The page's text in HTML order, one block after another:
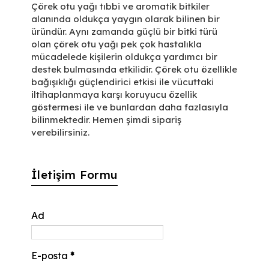
Çörek otu yağı tıbbi ve aromatik bitkiler
alanında oldukça yaygın olarak bilinen bir
üründür. Aynı zamanda güçlü bir bitki türü
olan çörek otu yağı pek çok hastalıkla
mücadelede kişilerin oldukça yardımcı bir
destek bulmasında etkilidir. Çörek otu özellikle
bağışıklığı güçlendirici etkisi ile vücuttaki
iltihaplanmaya karşı koruyucu özellik
göstermesi ile ve bunlardan daha fazlasıyla
bilinmektedir. Hemen şimdi sipariş
verebilirsiniz.
İletişim Formu
Ad
E-posta *